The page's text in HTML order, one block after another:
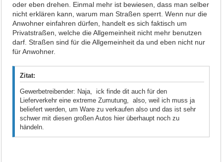
oder eben drehen. Einmal mehr ist bewiesen, dass man selber
nicht erklären kann, warum man Straßen sperrt. Wenn nur die
Anwohner einfahren dürfen, handelt es sich faktisch um
Privatstraßen, welche die Allgemeinheit nicht mehr benutzen
darf. Straßen sind für die Allgemeinheit da und eben nicht nur
für Anwohner.
Zitat:
Gewerbetreibender: Naja, ick finde dit auch für den
Lieferverkehr eine extreme Zumutung, also, weil ich muss ja
beliefert werden, um Ware zu verkaufen also und das ist sehr
schwer mit diesen großen Autos hier überhaupt noch zu
händeln.